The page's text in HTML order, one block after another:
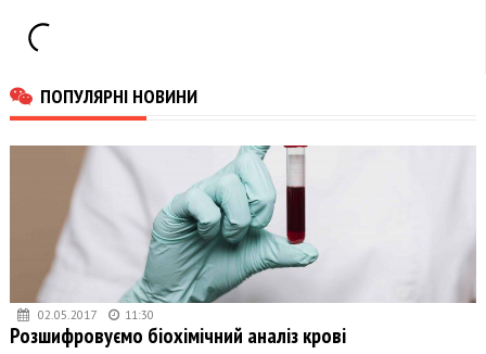
ПОПУЛЯРНІ НОВИНИ
02.05.2017 11:30
Розшифровуємо біохімічний аналіз крові